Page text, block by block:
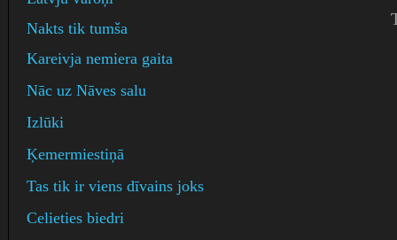
Nakts tik tumša
Kareivja nemiera gaita
Nāc uz Nāves salu
Izlūki
Ķemermiestiņā
Tas tik ir viens dīvains joks
Celieties biedri